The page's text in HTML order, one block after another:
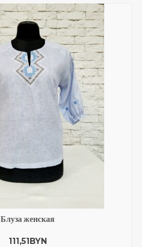
Блуза женская
111,51BYN